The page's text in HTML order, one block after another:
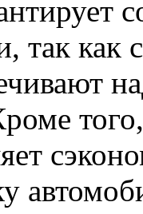
так как